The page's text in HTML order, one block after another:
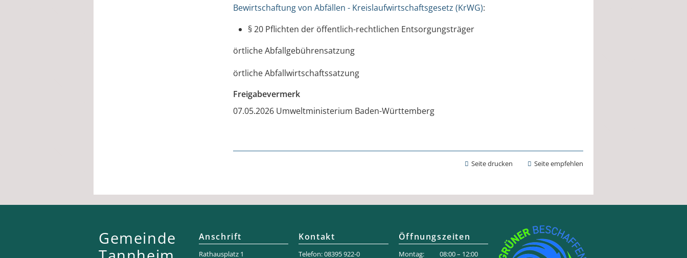
Bewirtschaftung von Abfällen - Kreislaufwirtschaftsgesetz (KrWG):
§ 20 Pflichten der öffentlich-rechtlichen Entsorgungsträger
örtliche Abfallgebührensatzung
örtliche Abfallwirtschaftssatzung
Freigabevermerk
07.05.2026 Umweltministerium Baden-Württemberg
Seite drucken Seite empfehlen
Gemeinde
Anschrift
Rathaus­platz 1
Kontakt
Telefon: 08395 922-0
Öffnungszeiten
Montag: 08:00 – 12:00